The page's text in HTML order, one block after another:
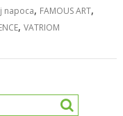
napoca, FAMOUS ART,
,VATRIOM